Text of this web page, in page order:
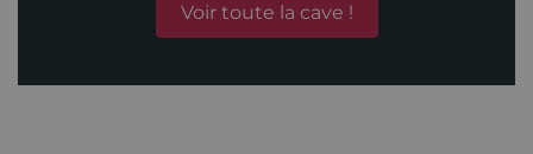
Voir toute la cave !